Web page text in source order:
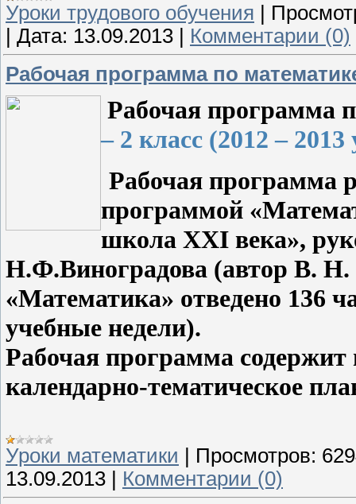
Уроки трудового обучения
Дата: 13.09.2013
Комментарии (0)
Рабочая программа по
Рабочая программа
– 2 класс (2012 –
Рабочая программа
программой
школа XXI века»,
Н.Ф.Виноградова (автор В. Н.
«Математика» отведено 136
учебные недели).
Рабочая программа содержит
календарно-тематическое
Уроки математики | Просмотров:
13.09.2013 | Комментарии (0)